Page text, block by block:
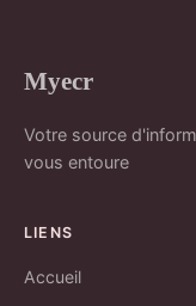
Myecr
Votre source
vous entoure
LIENS
Accueil